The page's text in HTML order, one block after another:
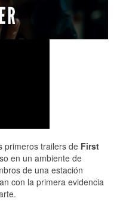
primeros trailers de First
en un ambiente de
de una estación
con la primera evidencia